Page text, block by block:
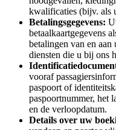
kwalificaties (bijv. als
Betalingsgegevens:
betaalkaartgegevens
betalingen van en aan
diensten die u bij ons
vooraf
paspoort of
paspoortnummer, het
en de verloopdatum.
Details over uw